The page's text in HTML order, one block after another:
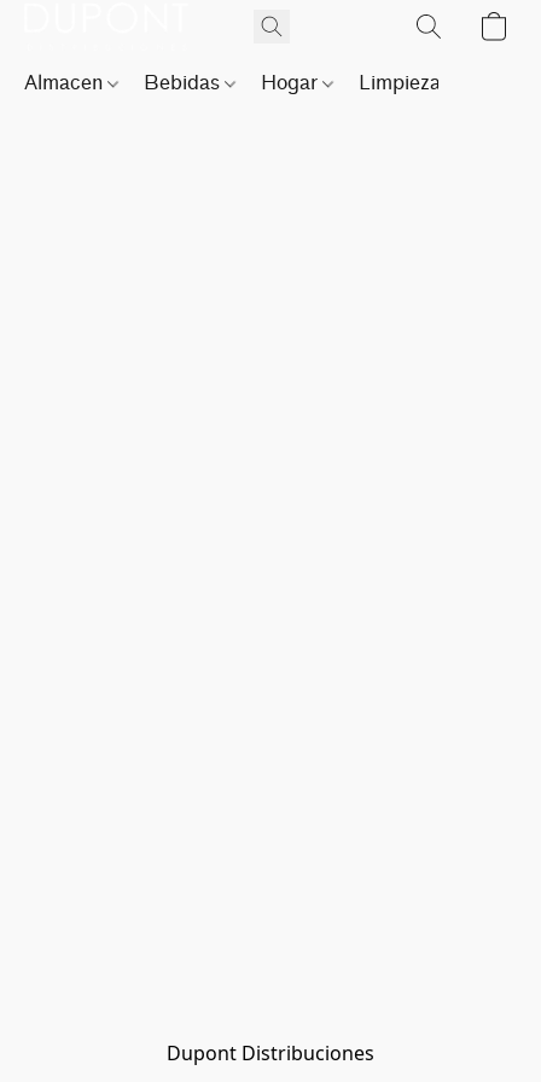
Almacen Bebidas Hogar Limpieza
Dupont Distribuciones